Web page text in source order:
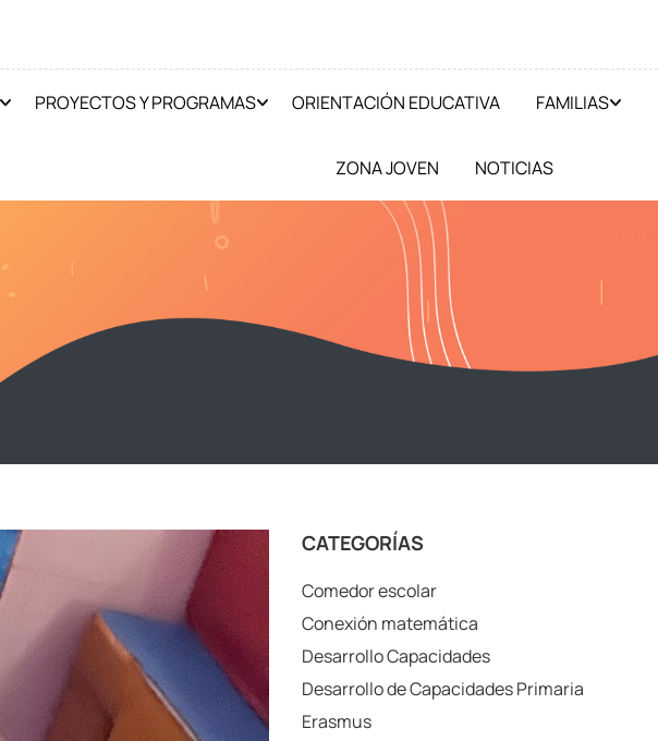
PROYECTOS Y PROGRAMAS ORIENTACIÓN EDUCATIVA FAMILIAS
ZONA JOVEN NOTICIAS
CATEGORÍAS
Comedor escolar
Conexión matemática
Desarrollo Capacidades
Desarrollo de Capacidades Primaria
Erasmus